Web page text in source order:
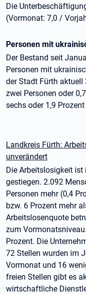
Die
(Vormonat: 7,0 /
Personen mit
Der Bestand seit
Personen mit
der Stadt Fürth aktuell
zwei Personen oder
sechs oder 1,9
Landkreis Fürth:
unverändert
Die Arbeitslosigkeit
gestiegen. 2.092
Personen mehr (0,4
bzw. 6 Prozent mehr
Arbeitslosenquote
zum
Prozent. Die
72 Stellen wurden im
Vormonat und 16
freien Stellen gibt es
wirtschaftliche